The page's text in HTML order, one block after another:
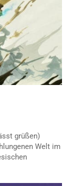
grüßen)
Welt im